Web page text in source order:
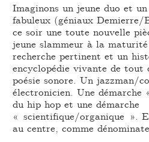
Imaginons un jeune duo et
fabuleux (géniaux Demierre/
ce soir une toute nouvelle
jeune slammeur à la
recherche pertinent et un
encyclopédie vivante de tout
poésie sonore. Un jazzman/
électronicien. Une
du hip hop et une démarche
« scientifique/organique ».
au centre, comme